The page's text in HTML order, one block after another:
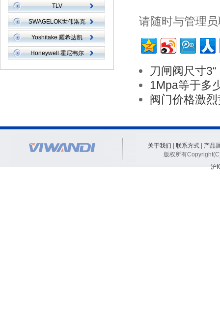
TLV
SWAGELOK世伟洛克
Yoshitake 耀希达凯
Honeywell 霍尼韦尔
请随时与管理员
刀闸阀尺寸
1Mpa等于多
阀门价格激
关于我们 联系方式
产品
版权所有
沪